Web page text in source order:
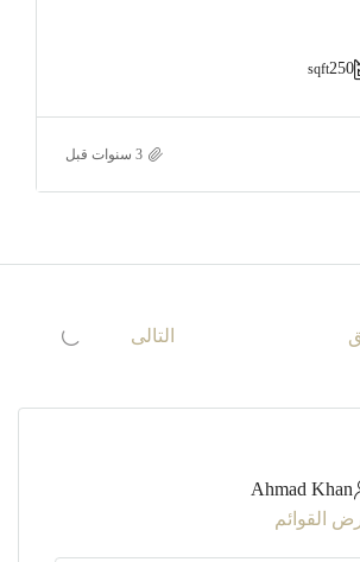
250
sqft
التالى
Ahmad Khan
القوائم